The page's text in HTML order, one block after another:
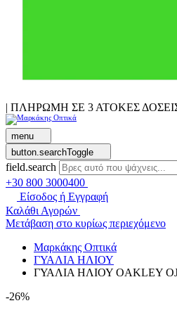
| ΠΛΗΡΩΜΗ ΣΕ 3 ΑΤΟΚΕΣ
menu
button.searchToggle
field.search
+30 800 3000400
Είσοδος ή Εγγραφή
Καλάθι Αγορών
Μετάβαση στο κυρίως περιεχόμενο
Μαρκάκης Οπτικά
ΓΥΑΛΙΑ ΗΛΙΟΥ
ΓΥΑΛΙΑ ΗΛΙΟΥ OAKLEY
-26%